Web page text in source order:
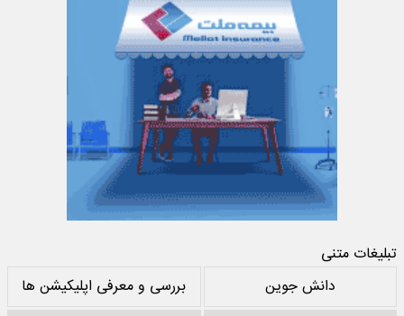
تبلیغات متنی
دانش جوین
بررسی و معرفی اپلیکیشن ها